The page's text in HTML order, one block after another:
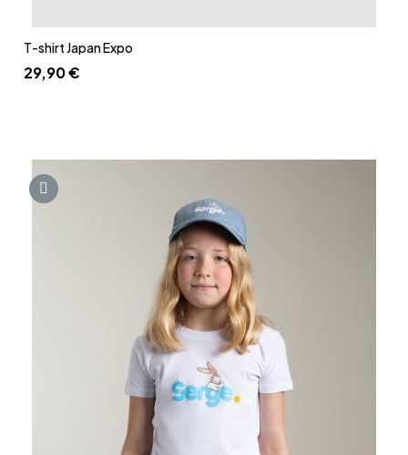
T-shirt Japan Expo
29,90 €